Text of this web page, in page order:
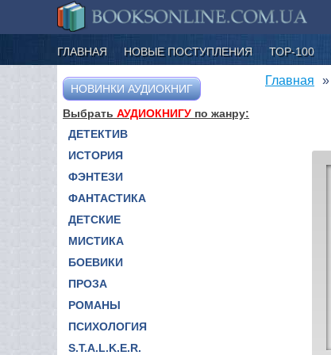
ГЛАВНАЯ НОВЫЕ ПОСТУПЛЕНИЯ ТОР-100
НОВИНКИ АУДИОКНИГ
Выбрать АУДИОКНИГУ по жанру:
ДЕТЕКТИВ
ИСТОРИЯ
ФЭНТЕЗИ
ФАНТАСТИКА
ДЕТСКИЕ
МИСТИКА
БОЕВИКИ
ПРОЗА
РОМАНЫ
ПСИХОЛОГИЯ
S.T.A.L.K.E.R.
Главная